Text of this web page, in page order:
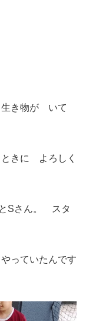
生き物が いて
きに よろしく
Sさん。 スタ
っていたんです